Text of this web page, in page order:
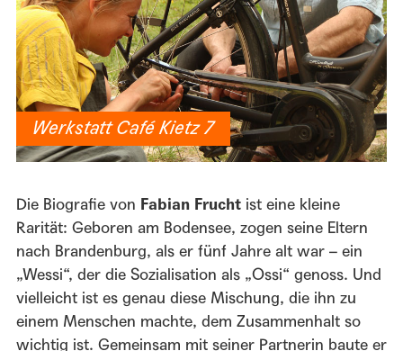
Werkstatt Café Kietz 7
Die Biografie von Fabian Fruchtist eine kleine
Rarität: Geboren am Bodensee, zogen seine Eltern
nach Brandenburg, als er fünf Jahre alt war – ein
„Wessi“, der die Sozialisation als „Ossi“ genoss. Und
vielleicht ist es genau diese Mischung, die ihn zu
einem Menschen machte, dem Zusammenhalt so
wichtig ist. Gemeinsam mit seiner Partnerin baute er